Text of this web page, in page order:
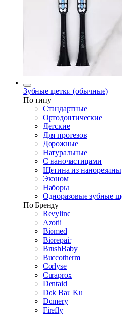
Зубные щетки (обычные)
По типу
Стандартные
Ортодонтические
Детские
Для протезов
Дорожные
Натуральные
С наночастицами
Щетина из нанорезины
Эконом
Наборы
Одноразовые зубные
По Бренду
Revyline
Azotii
Biomed
Biorepair
BrushBaby
Buccotherm
Corlyse
Curaprox
Dentaid
Dok Bau Ku
Domery
Firefly